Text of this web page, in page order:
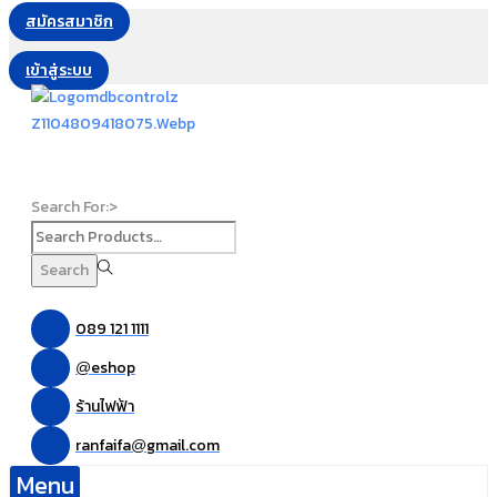
สมัครสมาชิก
เข้าสู่ระบบ
Search For:>
Search
089 121 1111
@eshop
ร้านไฟฟ้า
ranfaifa@gmail.com
Menu